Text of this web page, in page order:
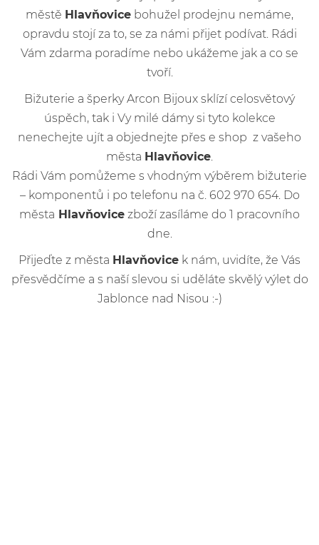
městě Hlavňovice bohužel prodejnu nemáme,
opravdu stojí za to, se za námi přijet podívat. Rádi
Vám zdarma poradíme nebo ukážeme jak a co se
tvoří.
Bižuterie a šperky Arcon Bijoux sklízí celosvětový
úspěch, tak i Vy milé dámy si tyto kolekce
nenechejte ujít a objednejte přes e shop z vašeho
města Hlavňovice
Rádi Vám pomůžeme s vhodným výběrem bižuterie
– komponentů i po telefonu na č. 602 970 654. Do
města Hlavňovice zboží zasíláme do 1 pracovního
dne.
Přijeďte z města Hlavňovice k nám, uvidíte, že Vás
přesvědčíme a s naší slevou si uděláte skvělý výlet do
Jablonce nad Nisou :-)